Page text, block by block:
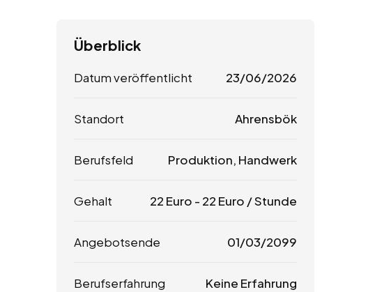
Überblick
Datum veröffentlicht 23/06/2026
Standort Ahrensbök
Berufsfeld Produktion, Handwerk
Gehalt 22 Euro - 22 Euro / Stunde
Angebotsende 01/03/2099
Berufserfahrung Keine Erfahrung